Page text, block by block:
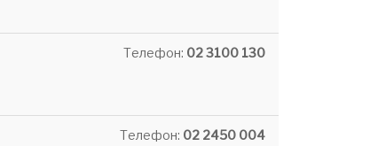
Телефон: 02 3100 130
Телефон: 02 2450 004